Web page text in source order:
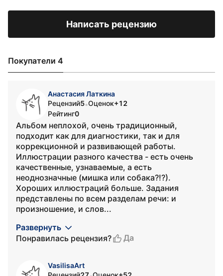
Написать рецензию
Покупатели 4
Анастасия Латкина
Рецензий5•Оценок+12
Рейтинг0
Альбом неплохой, очень традиционный,
подходит как для диагностики, так и для
коррекционной и развивающей работы.
Иллюстрации разного качества - есть очень
качественные, узнаваемые, а есть
неоднозначные (мишка или собака?!?).
Хороших иллюстраций больше. Задания
представлены по всем разделам речи: и
произношение, и слов...
Развернуть
Понравилась рецензия?
Да
VasilisaArt